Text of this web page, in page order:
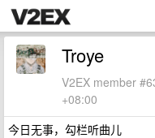
Troye
V2EX member
+08:00
今日无事，勾栏听曲儿